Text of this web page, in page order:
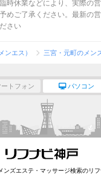
時休業などにより、実際の
めご了承ください。最新の
さい
ンエス） 三宮・元町のメン
ートフォン パソコン
ズエステ・マッサージ検索のリ